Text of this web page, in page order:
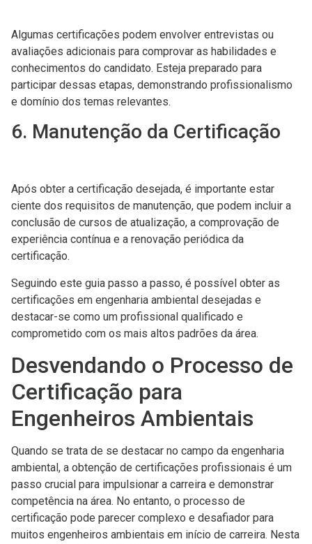
Algumas certificações podem envolver entrevistas ou
avaliações adicionais para comprovar as habilidades e
conhecimentos do candidato. Esteja preparado para
participar dessas etapas, demonstrando profissionalismo
e domínio dos temas relevantes.
6. Manutenção da Certificação
Após obter a certificação desejada, é importante estar
ciente dos requisitos de manutenção, que podem incluir a
conclusão de cursos de atualização, a comprovação de
experiência contínua e a renovação periódica da
certificação.
Seguindo este guia passo a passo, é possível obter as
certificações em engenharia ambiental desejadas e
destacar-se como um profissional qualificado e
comprometido com os mais altos padrões da área.
Desvendando o Processo de
Certificação para
Engenheiros Ambientais
Quando se trata de se destacar no campo da engenharia
ambiental, a obtenção de certificações profissionais é um
passo crucial para impulsionar a carreira e demonstrar
competência na área. No entanto, o processo de
certificação pode parecer complexo e desafiador para
muitos engenheiros ambientais em início de carreira. Nesta